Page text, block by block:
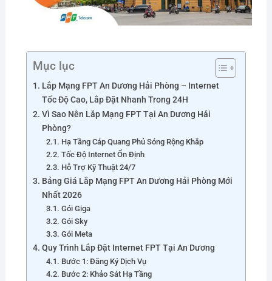
Mục lục
Lắp Mạng FPT An Dương Hải Phòng – Internet
Tốc Độ Cao, Lắp Đặt Nhanh Trong 24H
Vì Sao Nên Lắp Mạng FPT Tại An Dương Hải
Phòng?
Hạ Tầng Cáp Quang Phủ Sóng Rộng Khắp
Tốc Độ Internet Ổn Định
Hỗ Trợ Kỹ Thuật 24/7
Bảng Giá Lắp Mạng FPT An Dương Hải Phòng Mới
Nhất 2026
Gói Giga
Gói Sky
Gói Meta
Quy Trình Lắp Đặt Internet FPT Tại An Dương
Bước 1: Đăng Ký Dịch Vụ
Bước 2: Khảo Sát Hạ Tầng